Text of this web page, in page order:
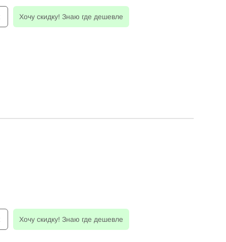
Хочу скидку! Знаю где дешевле
Хочу скидку! Знаю где дешевле